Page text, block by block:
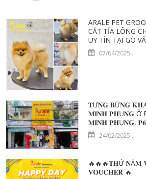
ARALE PET
CẮT TỈA LÔNG
UY TÍN TẠI GÒ
07/04/2025 .
𝐓Ư𝐍𝐆 𝐁Ừ𝐍𝐆
𝐌𝐈𝐍𝐇 𝐏𝐇Ụ𝐍𝐆 Ở
𝐌𝐈𝐍𝐇 𝐏𝐇Ụ𝐍𝐆,
24/02/2025 .
🔥🔥🔥𝐓𝐇Ứ 𝐍Ă𝐌
𝐕𝐎𝐔𝐂𝐇𝐄𝐑 🔥